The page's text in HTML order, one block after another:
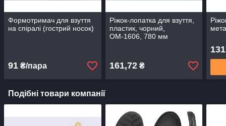
Формотримач для взуття
на спіралі (гострий носок)
91 ₴/пара
Ріжок-лопатка для взуття,
пластик, чорний,
ОМ-1606, 780 мм
161,72₴
Подібні товари компанії